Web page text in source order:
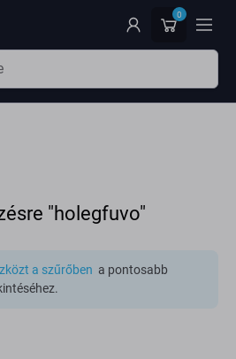
0
"holegfuvo"
a szűrőben a pontosabb